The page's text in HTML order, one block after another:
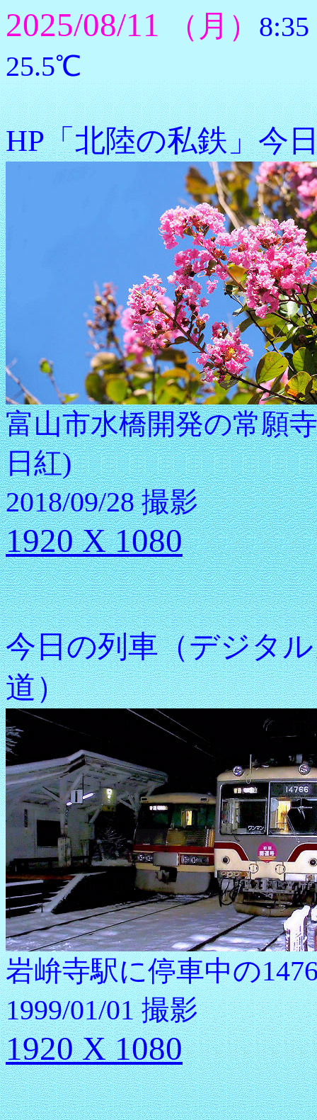
2025/08/11 （月）
25.5℃
HP「北陸の私鉄」今
富山市水橋開発の常願
日紅)
2018/09/28 撮影
1920 X 1080
今日の列車（デジタ
道）
岩峅寺駅に停車中の
1999/01/01 撮影
1920 X 1080